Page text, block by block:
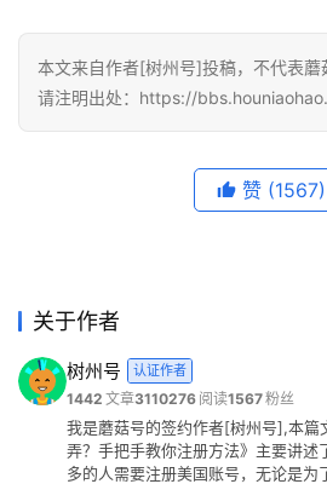
本文来自作者[树州号]投稿，不代表蘑
请注明出处：https://
赞 (1567)
关于作者
树州号 认证作者
1442 文章3110276 阅读1567粉丝
我是蘑菇号的签约作者[树州号],本篇
弄？手把手教你注册方法》主要讲述
多的人需要注册美国账号，无论是为